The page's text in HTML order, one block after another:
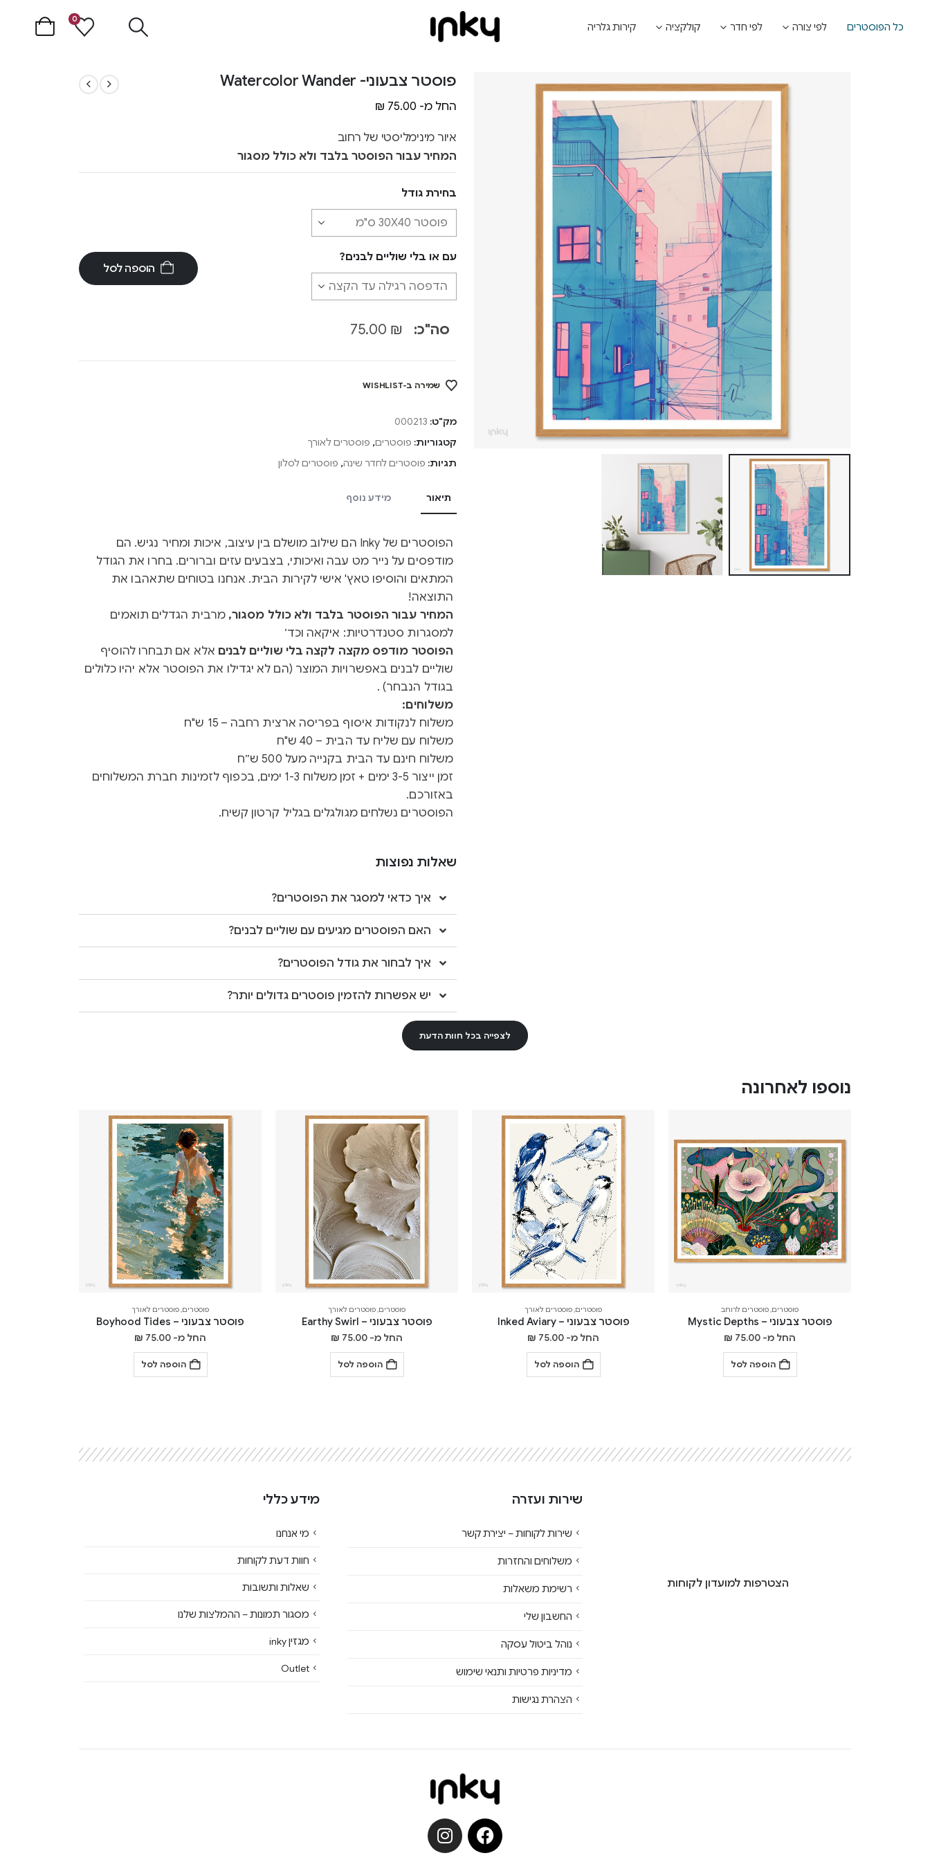
כל הפוסטרים לפי צורה לפי חדר קולקציה קירות גלריה
0
פוסטר צבעוני- Watercolor Wander
החל מ- ₪ 75.00
איור מינימליסטי של רחוב
המחיר עבור הפוסטר בלבד ולא כולל מסגור
בחירת גודל
עם או בלי שוליים לבנים?
סה"כ: ₪
הוספה לסל
שמירה ב-WISHLIST
מק"ט: 000213
קטגוריות: פוסטרים, פוסטרים לאורך
תגיות: פוסטרים לחדר שינה, פוסטרים לסלון
תיאור מידע נוסף
הפוסטרים של Inky הם שילוב מושלם בין עיצוב, איכות ומחיר נגיש. הם
מודפסים על נייר מט עבה ואיכותי, בצבעים עזים וברורים. בחרו את הגודל
המתאים והוסיפו טאץ' אישי לקירות הבית. אנחנו בטוחים שתאהבו את
התוצאה!
המחיר עבור הפוסטר בלבד ולא כולל מסגור, מרבית הגדלים תואמים
למסגרות סטנדרטיות: איקאה וכד׳
הפוסטר מודפס מקצה לקצה בלי שוליים לבנים אלא אם תבחרו להוסיף
שוליים לבנים באפשרויות המוצר (הם לא יגדילו את הפוסטר אלא יהיו כלולים
בגודל הנבחר) .
משלוחים:
משלוח לנקודות איסוף בפריסה ארצית רחבה – 15 ש"ח
משלוח עם שליח עד הבית – 40 ש"ח
משלוח חינם עד הבית בקנייה מעל 500 ש״ח
זמן ייצור 3-5 ימים + זמן משלוח 1-3 ימים, בכפוף לזמינות חברת המשלוחים
באזורכם.
הפוסטרים נשלחים מגולגלים בגליל קרטון קשיח.
שאלות נפוצות
איך כדאי למסגר את הפוסטרים?
האם הפוסטרים מגיעים עם שוליים לבנים?
איך לבחור את גודל הפוסטרים?
יש אפשרות להזמין פוסטרים גדולים יותר?
לצפייה בכל חוות הדעת
נוספו לאחרונה
פוסטרים,פוסטרים לרוחב
פוסטר צבעוני – Mystic Depths
החל מ- ₪ 75.00
הוספה לסל
פוסטרים,פוסטרים לאורך
פוסטר צבעוני – Inked Aviary
החל מ- ₪ 75.00
הוספה לסל
פוסטרים,פוסטרים לאורך
פוסטר צבעוני – Earthy Swirl
החל מ- ₪ 75.00
הוספה לסל
פוסטרים,פוסטרים לאורך
פוסטר צבעוני – Boyhood Tides
החל מ- ₪ 75.00
הוספה לסל
הצטרפות למועדון לקוחות
שירות ועזרה
שירות לקוחות – יצירת קשר
משלוחים והחזרות
רשימת משאלות
החשבון שלי
נוהל ביטול עסקה
מדיניות פרטיות ותנאי שימוש
הצהרת נגישות
מידע כללי
מי אנחנו
חוות דעת לקוחות
שאלות ותשובות
מסגור תמונות – ההמלצות שלנו
מגזין inky
Outlet